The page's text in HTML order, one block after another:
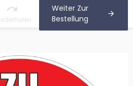
Weiter Zur
Bestellung